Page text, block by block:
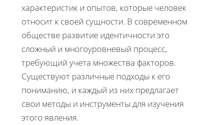
характеристик и опытов, которые человек
относит к своей сущности. В современном
обществе развитие идентичности это
сложный и многоуровневый процесс,
требующий учета множества факторов.
Существуют различные подходы к его
пониманию, и каждый из них предлагает
свои методы и инструменты для изучения
этого явления.